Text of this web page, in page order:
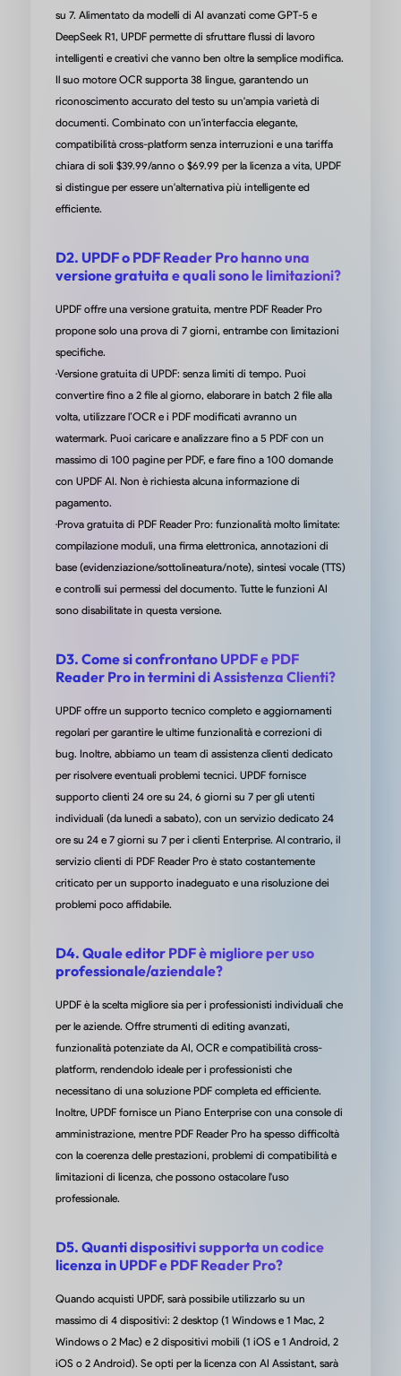
di Anton G. su Product Hunt
UPDF è uno strumento fantastico
mio flusso di lavoro.
È intuitivo, veloce e le funzionalità di AI incrementano davvero la
produttività. Tuttavia, alcune migliorie potrebbero renderlo
con il menu contestuale per un accesso rapido e aggiornare la
funzione di segnalibro per generare un indice cliccabile
vedo l'ora di vedere i futuri miglioramenti. Consigliatissimo!
da Darweesh Al-Baraghithi su Google
Software a Vita Facile da Usare
UPDF è uno strumento potente che ti aiuterà facilmente a
modificare PDF. La sua funzionalità di AI è eccezionalmente
per compiti di lavoro che per attività personali, facendomi
innumerevoli ore di ricerca e studio. La parte migliore è che sarà
principale o un abbonamento mensile o annuale per le versioni
importante sottolinearla in qualsiasi recensione!
da Louis Boiko su G2
Aiuta la mia azienda a semplificare la
gestione dei documenti
Ciò che mi piace di più di UPDF è la sua interfaccia intuitiva e
usare. L’interfaccia è progettata con cura, rendendo semplice
condividere documenti con i membri del team senza difficoltà.
da Rachie C. su Capterra
su 7. Alimentato da modelli di AI avanzati come GPT-5 e
DeepSeek R1, UPDF permette di sfruttare flussi di lavoro
intelligenti e creativi che vanno ben oltre la semplice modifica.
Il suo motore OCR supporta 38 lingue, garantendo un
riconoscimento accurato del testo su un'ampia varietà di
documenti. Combinato con un'interfaccia elegante,
compatibilità cross-platform senza interruzioni e una tariffa
chiara di soli $39.99/anno o $69.99 per la licenza a vita, UPDF
si distingue per essere un'alternativa più intelligente ed
efficiente.
D2. UPDF o PDF Reader Pro hanno una
versione gratuita e quali sono le limitazioni?
UPDF offre una versione gratuita, mentre PDF Reader Pro
propone solo una prova di 7 giorni, entrambe con limitazioni
specifiche.
·Versione gratuita di UPDF: senza limiti di tempo. Puoi
convertire fino a 2 file al giorno, elaborare in batch 2 file alla
volta, utilizzare l’OCR e i PDF modificati avranno un
watermark. Puoi caricare e analizzare fino a 5 PDF con un
massimo di 100 pagine per PDF, e fare fino a 100 domande
con UPDF AI. Non è richiesta alcuna informazione di
pagamento.
·Prova gratuita di PDF Reader Pro: funzionalità molto limitate:
compilazione moduli, una firma elettronica, annotazioni di
base (evidenziazione/sottolineatura/note), sintesi vocale (TTS)
e controlli sui permessi del documento. Tutte le funzioni AI
sono disabilitate in questa versione.
D3. Come si confrontano UPDF e PDF
Reader Pro in termini di Assistenza Clienti?
UPDF offre un supporto tecnico completo e aggiornamenti
regolari per garantire le ultime funzionalità e correzioni di
bug. Inoltre, abbiamo un team di assistenza clienti dedicato
per risolvere eventuali problemi tecnici. UPDF fornisce
supporto clienti 24 ore su 24, 6 giorni su 7 per gli utenti
individuali (da lunedì a sabato), con un servizio dedicato 24
ore su 24 e 7 giorni su 7 per i clienti Enterprise. Al contrario, il
servizio clienti di PDF Reader Pro è stato costantemente
criticato per un supporto inadeguato e una risoluzione dei
problemi poco affidabile.
D4. Quale editor PDF è migliore per uso
professionale/aziendale?
UPDF è la scelta migliore sia per i professionisti individuali che
per le aziende. Offre strumenti di editing avanzati,
funzionalità potenziate da AI, OCR e compatibilità cross-
platform, rendendolo ideale per i professionisti che
necessitano di una soluzione PDF completa ed efficiente.
Inoltre, UPDF fornisce un Piano Enterprise con una console di
amministrazione, mentre PDF Reader Pro ha spesso difficoltà
con la coerenza delle prestazioni, problemi di compatibilità e
limitazioni di licenza, che possono ostacolare l'uso
professionale.
D5. Quanti dispositivi supporta un codice
licenza in UPDF e PDF Reader Pro?
Quando acquisti UPDF, sarà possibile utilizzarlo su un
massimo di 4 dispositivi: 2 desktop (1 Windows e 1 Mac, 2
Windows o 2 Mac) e 2 dispositivi mobili (1 iOS e 1 Android, 2
iOS o 2 Android). Se opti per la licenza con AI Assistant, sarà